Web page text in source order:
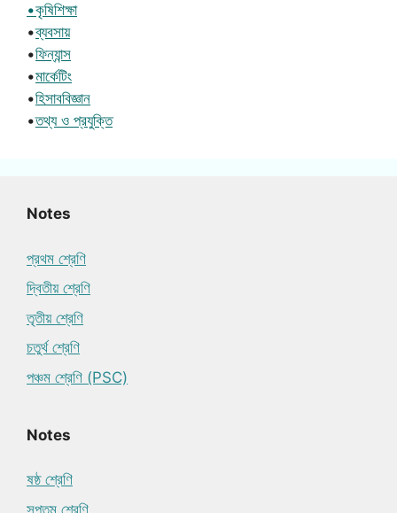
•কৃষিশিক্ষা
•ব্যবসায়
•ফিন্যান্স
•মার্কেটিং
•হিসাববিজ্ঞান
•তথ্য ও প্রযুক্তি
Notes
প্রথম শ্রেণি
দ্বিতীয় শ্রেণি
তৃতীয় শ্রেণি
চতুর্থ শ্রেণি
পঞ্চম শ্রেণি (PSC)
Notes
ষষ্ঠ শ্রেণি
সপ্তম শ্রেণি